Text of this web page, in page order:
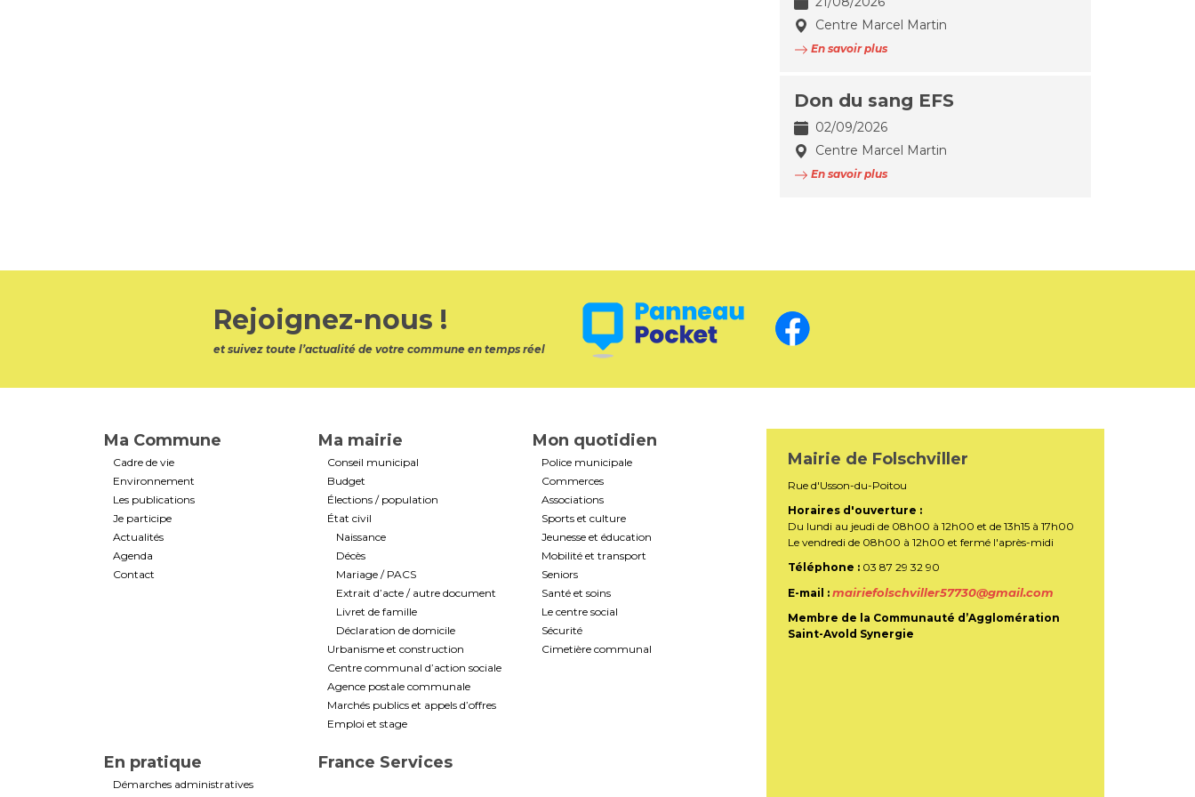
Centre Marcel Martin
En savoir plus
Don du sang EFS
02/09/2026
Centre Marcel Martin
En savoir plus
Rejoignez-nous !
et suivez toute l’actualité de votre commune en temps réel
Ma Commune
Cadre de vie
Environnement
Les publications
Je participe
Actualités
Agenda
Contact
Ma mairie
Conseil municipal
Budget
Élections / population
État civil
Naissance
Décès
Mariage / PACS
Extrait d’acte / autre document
Livret de famille
Déclaration de domicile
Urbanisme et construction
Centre communal d’action sociale
Agence postale communale
Marchés publics et appels d’offres
Emploi et stage
Mon quotidien
Police municipale
Commerces
Associations
Sports et culture
Jeunesse et éducation
Mobilité et transport
Seniors
Santé et soins
Le centre social
Sécurité
Cimetière communal
En pratique
Démarches administratives
France Services
Mairie de Folschviller
Rue d'Usson-du-Poitou
Horaires d'ouverture :
Du lundi au jeudi de 08h00 à 12h00 et de 13h15 à 17h00
Le vendredi de 08h00 à 12h00 et fermé l'après-midi
Téléphone : 03 87 29 32 90
E-mail : mairiefolschviller57730@gmail.com
Membre de la Communauté d’Agglomération
Saint-Avold Synergie